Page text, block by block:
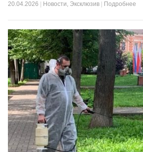
20.04.2026 Новости, Эксклюзив Подробнее